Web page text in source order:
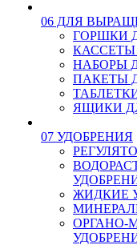
06 ДЛЯ
ГОРШКИ
НАБОРЫ
ПАКЕТЫ
ЯЩИКИ
07 УДОБРЕНИЯ
ЖИДКИЕ
ОРГАНО-